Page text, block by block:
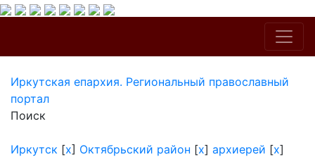
Иркутская епархия. Региональный православный
портал
Поиск
Иркутск [x] Октябрьский район [x] архиерей [x]